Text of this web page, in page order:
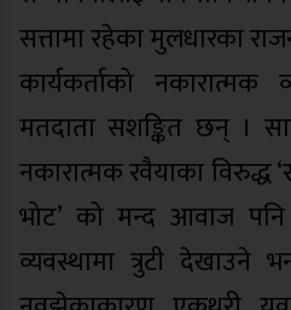
सत्तामा रहेका मुलधारका
कार्यकर्ताको नकारात्मक
मतदाता सशङ्कित छन् ।
नकारात्मक रवैयाका विरुद्ध
भोट’ को मन्द आवाज
व्यवस्थामा त्रुटी देखाउने